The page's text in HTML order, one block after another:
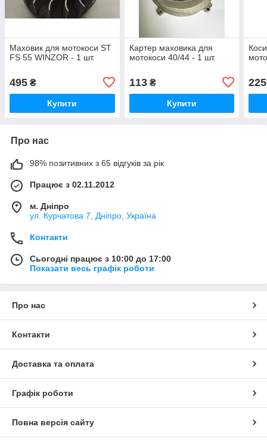
Маховик для мотокоси ST
FS 55 WINZOR - 1 шт.
495 ₴
Купити
Картер маховика для
мотокоси 40/44 - 1 шт.
113₴
Купити
225
Про нас
98% позитивних з 65 відгуків за рік
Працює з 02.11.2012
м. Дніпро
ул. Курчатова 7, Дніпро, Україна
Контакти
Сьогодні працює з 10:00 до 17:00
Показати весь графік роботи
Про нас
Контакти
Доставка та оплата
Графік роботи
Повна версія сайту